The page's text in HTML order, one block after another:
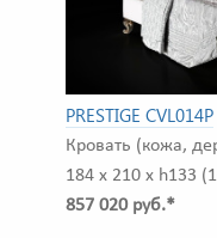
PRESTIGE CVL014P
Кровать (кожа,
184 x 210 x h133
857 020 руб.*